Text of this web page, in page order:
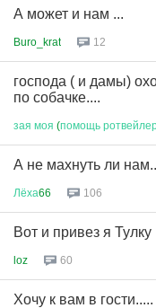
А может и нам ...
Buro_krat 12
господа ( и дамы)
по собачке....
зая моя (помощь
А не махнуть ли
Лёха66 106
Вот и привез я Тулку
loz 60
Хочу к вам в гости.....